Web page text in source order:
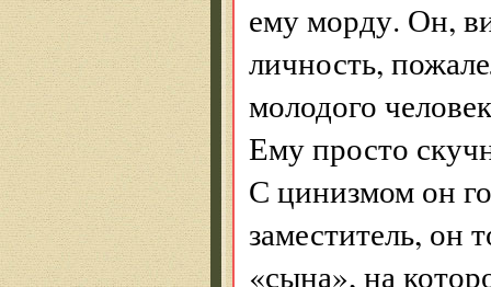
ему морду. Он,
личность,
молодого
Ему просто
С цинизмом он
заместитель, он
«сына», на